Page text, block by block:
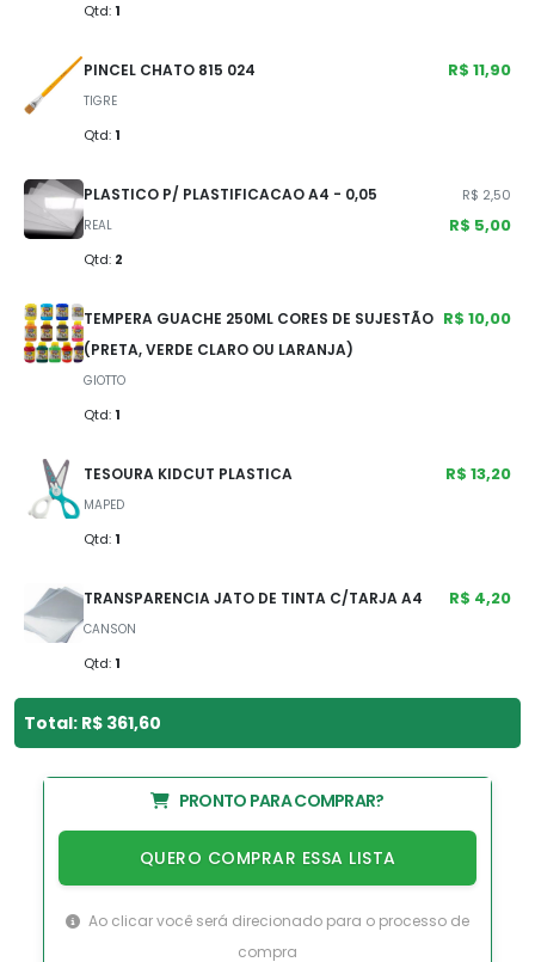
Qtd: 1
PINCEL CHATO 815 024
TIGRE
Qtd: 1
R$ 11,90
PLASTICO P/ PLASTIFICACAO A4 - 0,05
REAL
Qtd: 2
R$ 2,50
R$ 5,00
TEMPERA GUACHE 250ML CORES DE SUJESTÃO
(PRETA, VERDE CLARO OU LARANJA)
GIOTTO
Qtd: 1
R$ 10,00
TESOURA KIDCUT PLASTICA
MAPED
Qtd: 1
R$ 13,20
TRANSPARENCIA JATO DE TINTA C/TARJA A4
CANSON
Qtd: 1
R$ 4,20
Total: R$ 361,60
PRONTO PARA COMPRAR?
QUERO COMPRAR ESSA LISTA
Ao clicar você será direcionado para o processo de
compra